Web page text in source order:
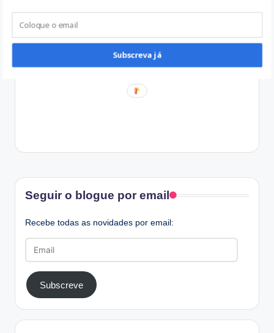
Seguir o blogue por email
Recebe todas as novidades por email:
Subscreve
Subscreva já